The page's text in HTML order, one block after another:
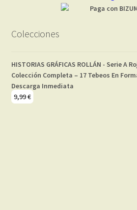
Colecciones
HISTORIAS GRÁFICAS ROLLÁN - Serie A
Colección Completa – 17 Tebeos En
Descarga Inmediata
9,99€